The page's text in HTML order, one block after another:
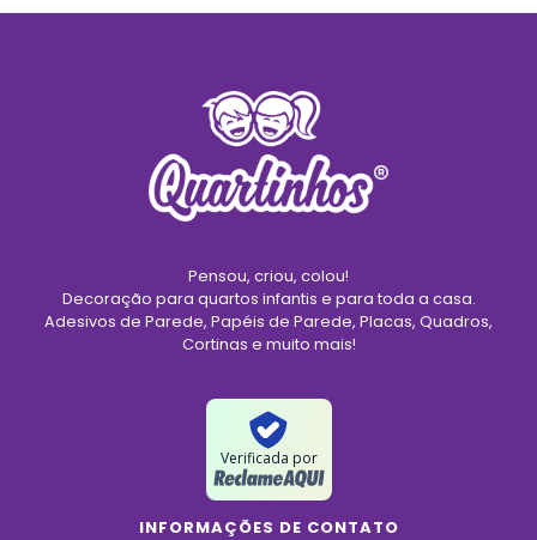
Pensou, criou, colou!
Decoração para quartos infantis e para toda a casa.
Adesivos de Parede, Papéis de Parede, Placas, Quadros,
Cortinas e muito mais!
Verificada por
INFORMAÇÕES DE CONTATO